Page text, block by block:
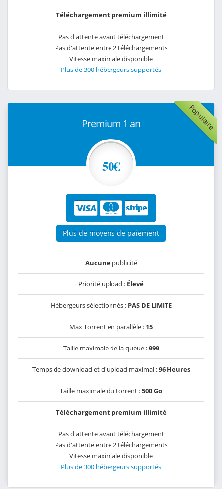
Téléchargement premium illimité
Pas d'attente avant téléchargement
Pas d'attente entre 2 téléchargements
Vitesse maximale disponible
Plus de 300 hébergeurs supportés
Populaire
Premium 1 an
50€
Plus de moyens de paiement
Aucunepublicité
Priorité upload : Élevé
Hébergeurs sélectionnés : PAS DE LIMITE
Max Torrent en parallèle : 15
Taille maximale de la queue :999
Temps de download et d'upload maximal :96 Heures
Taille maximale du torrent :500 Go
Téléchargement premium illimité
Pas d'attente avant téléchargement
Pas d'attente entre 2 téléchargements
Vitesse maximale disponible
Plus de 300 hébergeurs supportés